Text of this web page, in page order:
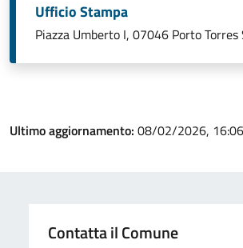
Ufficio Stampa
Piazza Umberto I, 07046 Porto Torres
Ultimo aggiornamento: 08/02/2026, 16:06
Contatta il Comune